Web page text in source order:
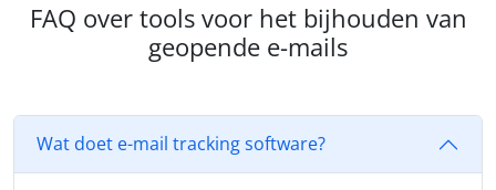
FAQ over tools voor het bijhouden van
geopende e-mails
Wat doet e-mail tracking software?